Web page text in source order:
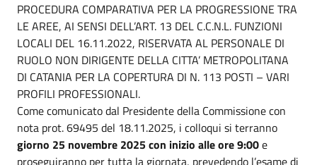
PROCEDURA COMPARATIVA PER LA PROGRESSIONE TRA
LE AREE, AI SENSI DELL’ART. 13 DEL C.C.N.L. FUNZIONI
LOCALI DEL 16.11.2022, RISERVATA AL PERSONALE DI
RUOLO NON DIRIGENTE DELLA CITTA’ METROPOLITANA
DI CATANIA PER LA COPERTURA DI N. 113 POSTI – VARI
PROFILI PROFESSIONALI.
Come comunicato dal Presidente della Commissione con
nota prot. 69495 del 18.11.2025, i colloqui si terranno
giorno 25 novembre 2025 con inizio alle ore 9:00e
proseguiranno per tutta la giornata, prevedendo l’esame di